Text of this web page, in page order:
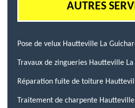
AUTRES
Pose de velux Hautteville La
Travaux de zingueries Hautteville
Réparation fuite de toiture
Traitement de charpente